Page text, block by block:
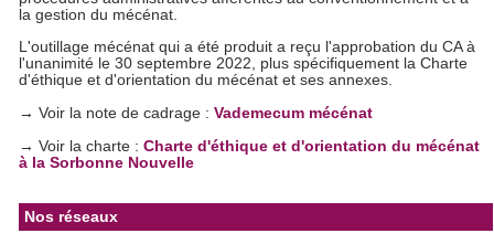
la gestion du mécénat.
L'outillage mécénat qui a été produit a reçu l'approbation du CA à
l'unanimité le 30 septembre 2022, plus spécifiquement la Charte
d'éthique et d'orientation du mécénat et ses annexes.
→ Voir la note de cadrage :Vademecum mécénat
→ Voir la charte :Charte d'éthique et d'orientation du mécénat
à la Sorbonne Nouvelle
Nos réseaux